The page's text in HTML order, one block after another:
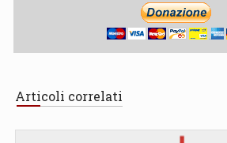
Articoli correlati